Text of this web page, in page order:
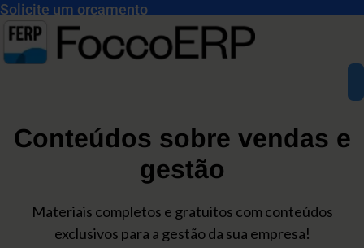
Solicite um orçamento
Conteúdos sobre vendas e
gestão
Materiais completos e gratuitos com conteúdos
exclusivos para a gestão da sua empresa!